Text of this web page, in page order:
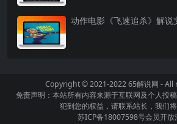
动作电影《飞速追杀》解说
Copyright © 2021-202265解说网 - All
免责声明：本站所有内容来源于互联网及个人投
犯到您的权益，请联系站长，我们
苏ICP备18007598号会员开放